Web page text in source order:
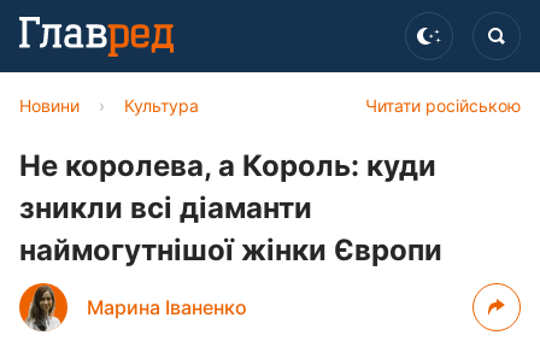
Читати російською
Новини › Культура
Не королева, а Король: куди
зникли всі діаманти
наймогутнішої жінки Європи
Марина Іваненко